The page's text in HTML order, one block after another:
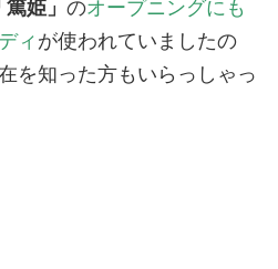
姫」 のオープニングにも
ィが使われていましたの
を知った方もいらっしゃっ